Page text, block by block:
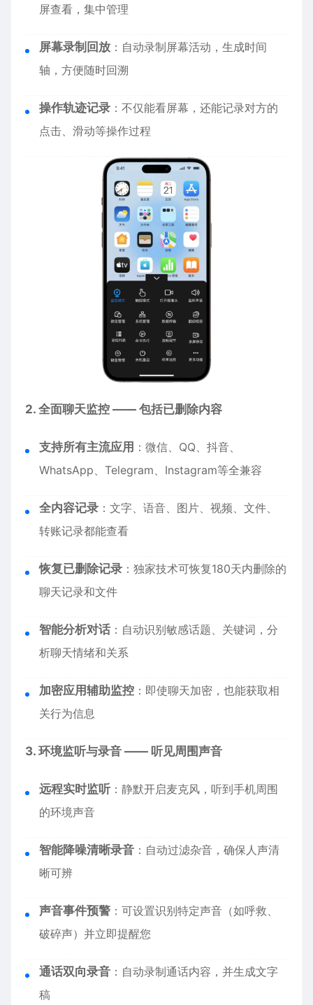
屏查看，集中管理
屏幕录制回放 ：自动录制屏幕活动，生成时间
轴，方便随时回溯
操作轨迹记录 ：不仅能看屏幕，还能记录对方的
点击、滑动等操作过程
2. 全面聊天监控 —— 包括已删除内容
支持所有主流应用 ：微信、QQ、抖音、
WhatsApp、Telegram、Instagram等全兼容
全内容记录 ：文字、语音、图片、视频、文件、
转账记录都能查看
恢复已删除记录 ：独家技术可恢复180天内删除的
聊天记录和文件
智能分析对话 ：自动识别敏感话题、关键词，分
析聊天情绪和关系
加密应用辅助监控 ：即使聊天加密，也能获取相
关行为信息
3. 环境监听与录音 —— 听见周围声音
远程实时监听 ：静默开启麦克风，听到手机周围
的环境声音
智能降噪清晰录音 ：自动过滤杂音，确保人声清
晰可辨
声音事件预警 ：可设置识别特定声音（如呼救、
破碎声）并立即提醒您
通话双向录音 ：自动录制通话内容，并生成文字
稿